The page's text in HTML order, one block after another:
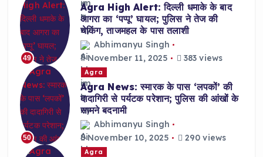
49
Agra High Alert: दिल्ली धमाके के बाद
आगरा का ‘पप्पू’ घायल; पुलिस ने तेज की
चेकिंग, ताजमहल के पास तलाशी
Abhimanyu Singh
November 11, 2025
383 views
50
Agra
Agra News: स्मारक के पास ‘लपकों’ की
दादागिरी से पर्यटक परेशान; पुलिस की आंखों के
सामने बदनामी
Abhimanyu Singh
November 10, 2025
290 views
Agra